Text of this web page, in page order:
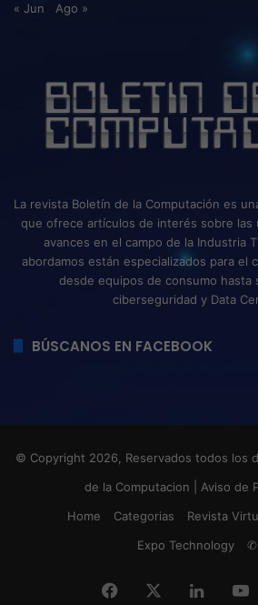
« Jun Ago »
La revista Boletín de la Computación es
que ofrece artículos de interés sobre las
avances en el campo de la Industria
abordamos están especializados para el
desde equipos de consumo hasta
ciberseguridad y Data
BÚSCANOS EN FACEBOOK
© Copyright 2026, Reservados todos los
de la Computacion
Aviso de
Home
Categorias Revista
Expo Technology
✆
Facebook LinkedIn